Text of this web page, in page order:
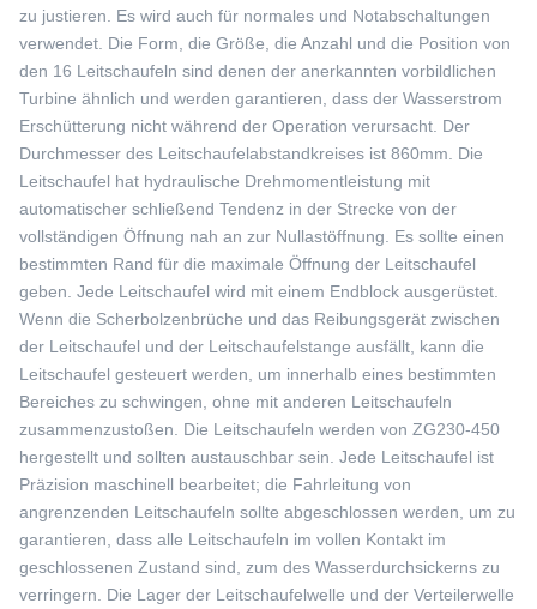
zu justieren. Es wird auch für normales und Notabschaltungen
verwendet. Die Form, die Größe, die Anzahl und die Position von
den 16 Leitschaufeln sind denen der anerkannten vorbildlichen
Turbine ähnlich und werden garantieren, dass der Wasserstrom
Erschütterung nicht während der Operation verursacht. Der
Durchmesser des Leitschaufelabstandkreises ist 860mm. Die
Leitschaufel hat hydraulische Drehmomentleistung mit
automatischer schließend Tendenz in der Strecke von der
vollständigen Öffnung nah an zur Nullastöffnung. Es sollte einen
bestimmten Rand für die maximale Öffnung der Leitschaufel
geben. Jede Leitschaufel wird mit einem Endblock ausgerüstet.
Wenn die Scherbolzenbrüche und das Reibungsgerät zwischen
der Leitschaufel und der Leitschaufelstange ausfällt, kann die
Leitschaufel gesteuert werden, um innerhalb eines bestimmten
Bereiches zu schwingen, ohne mit anderen Leitschaufeln
zusammenzustoßen. Die Leitschaufeln werden von ZG230-450
hergestellt und sollten austauschbar sein. Jede Leitschaufel ist
Präzision maschinell bearbeitet; die Fahrleitung von
angrenzenden Leitschaufeln sollte abgeschlossen werden, um zu
garantieren, dass alle Leitschaufeln im vollen Kontakt im
geschlossenen Zustand sind, zum des Wasserdurchsickerns zu
verringern. Die Lager der Leitschaufelwelle und der Verteilerwelle